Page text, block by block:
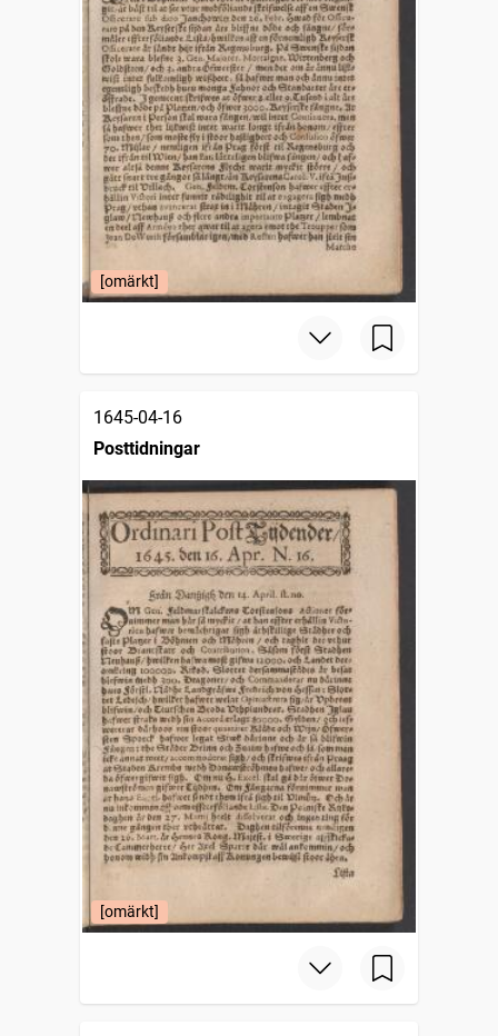
[omärkt]
1645-04-16
Posttidningar
[omärkt]